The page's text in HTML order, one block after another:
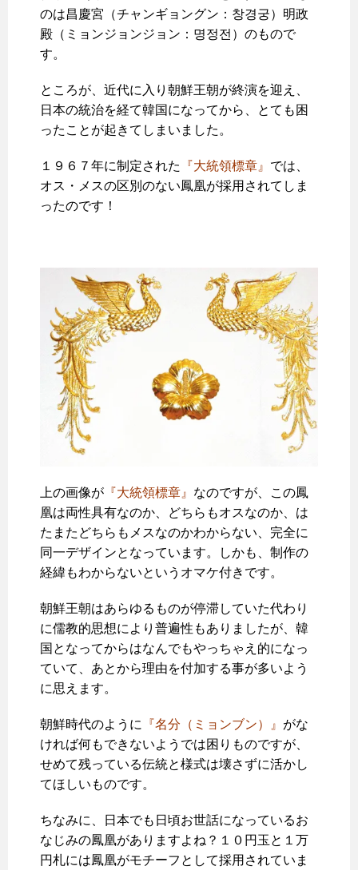
のは昌慶宮（チャンギョングン：창경궁）明政
殿（ミョンジョンジョン：명정전）のもので
す。
ところが、近代に入り朝鮮王朝が終演を迎え、
日本の統治を経て韓国になってから、とても困
ったことが起きてしまいました。
１９６７年に制定された 『大統領標章』 では、
オス・メスの区別のない鳳凰が採用されてしま
ったのです！
上の画像が 『大統領標章』 なのですが、この鳳
凰は両性具有なのか、どちらもオスなのか、は
たまたどちらもメスなのかわからない、完全に
同一デザインとなっています。しかも、制作の
経緯もわからないというオマケ付きです。
朝鮮王朝はあらゆるものが停滞していた代わり
に儒教的思想により普遍性もありましたが、韓
国となってからはなんでもやっちゃえ的になっ
ていて、あとから理由を付加する事が多いよう
に思えます。
朝鮮時代のように 『名分（ミョンブン）』 がな
ければ何もできないようでは困りものですが、
せめて残っている伝統と様式は壊さずに活かし
てほしいものです。
ちなみに、日本でも日頃お世話になっているお
なじみの鳳凰がありますよね？１０円玉と１万
円札には鳳凰がモチーフとして採用されていま